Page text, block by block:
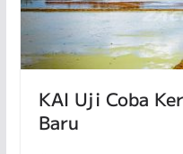
KAI Uji Coba
Baru